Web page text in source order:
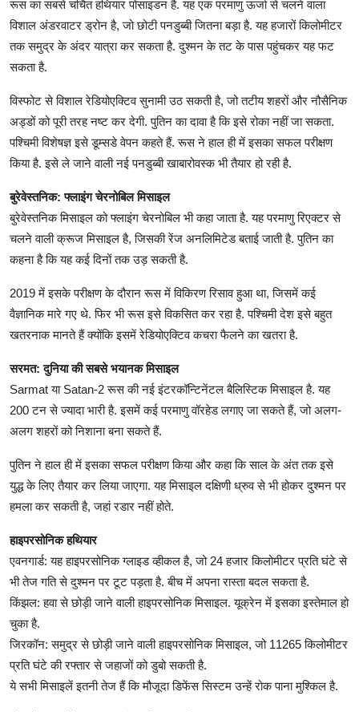
रूस का सबसे चर्चित हथियार पोसाइडन है. यह एक परमाणु ऊर्जा से चलने वाला
विशाल अंडरवाटर ड्रोन है, जो छोटी पनडुब्बी जितना बड़ा है. यह हजारों किलोमीटर
तक समुद्र के अंदर यात्रा कर सकता है. दुश्मन के तट के पास पहुंचकर यह फट
सकता है.
विस्फोट से विशाल रेडियोएक्टिव सुनामी उठ सकती है, जो तटीय शहरों और नौसैनिक
अड्डों को पूरी तरह नष्ट कर देगी. पुतिन का दावा है कि इसे रोका नहीं जा सकता.
पश्चिमी विशेषज्ञ इसे डूम्सडे वेपन कहते हैं. रूस ने हाल ही में इसका सफल परीक्षण
किया है. इसे ले जाने वाली नई पनडुब्बी खाबारोवस्क भी तैयार हो रही है.
बुरेवेस्तनिक: फ्लाइंग चेरनोबिल मिसाइल
बुरेवेस्तनिक मिसाइल को फ्लाइंग चेरनोबिल भी कहा जाता है. यह परमाणु रिएक्टर से
चलने वाली क्रूज मिसाइल है, जिसकी रेंज अनलिमिटेड बताई जाती है. पुतिन का
कहना है कि यह कई दिनों तक उड़ सकती है.
2019 में इसके परीक्षण के दौरान रूस में विकिरण रिसाव हुआ था, जिसमें कई
वैज्ञानिक मारे गए थे. फिर भी रूस इसे विकसित कर रहा है. पश्चिमी देश इसे बहुत
खतरनाक मानते हैं क्योंकि इसमें रेडियोएक्टिव कचरा फैलने का खतरा है.
सरमत: दुनिया की सबसे भयानक मिसाइल
Sarmat या Satan-2 रूस की नई इंटरकॉन्टिनेंटल बैलिस्टिक मिसाइल है. यह
200 टन से ज्यादा भारी है. इसमें कई परमाणु वॉरहेड लगाए जा सकते हैं, जो अलग-
अलग शहरों को निशाना बना सकते हैं.
पुतिन ने हाल ही में इसका सफल परीक्षण किया और कहा कि साल के अंत तक इसे
युद्ध के लिए तैयार कर लिया जाएगा. यह मिसाइल दक्षिणी ध्रुव से भी होकर दुश्मन पर
हमला कर सकती है, जहां रडार नहीं होते.
हाइपरसोनिक हथियार
एवनगार्ड: यह हाइपरसोनिक ग्लाइड व्हीकल है, जो 24 हजार किलोमीटर प्रति घंटे से
भी तेज गति से दुश्मन पर टूट पड़ता है. बीच में अपना रास्ता बदल सकता है.
किंझल: हवा से छोड़ी जाने वाली हाइपरसोनिक मिसाइल. यूक्रेन में इसका इस्तेमाल हो
चुका है.
जिरकॉन: समुद्र से छोड़ी जाने वाली हाइपरसोनिक मिसाइल, जो 11265 किलोमीटर
प्रति घंटे की रफ्तार से जहाजों को डुबो सकती है.
ये सभी मिसाइलें इतनी तेज हैं कि मौजूदा डिफेंस सिस्टम उन्हें रोक पाना मुश्किल है.